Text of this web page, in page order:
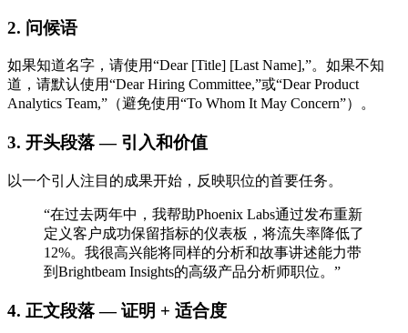
2. 问候语
如果知道名字，请使用“Dear [Title] [Last Name],”。如果不知
道，请默认使用“Dear Hiring Committee,”或“Dear Product
Analytics Team,”（避免使用“To Whom It May Concern”）。
3. 开头段落 — 引入和价值
以一个引人注目的成果开始，反映职位的首要任务。
“在过去两年中，我帮助Phoenix Labs通过发布重新
定义客户成功保留指标的仪表板，将流失率降低了
12%。我很高兴能将同样的分析和故事讲述能力带
到Brightbeam Insights的高级产品分析师职位。”
4. 正文段落 — 证明 + 适合度